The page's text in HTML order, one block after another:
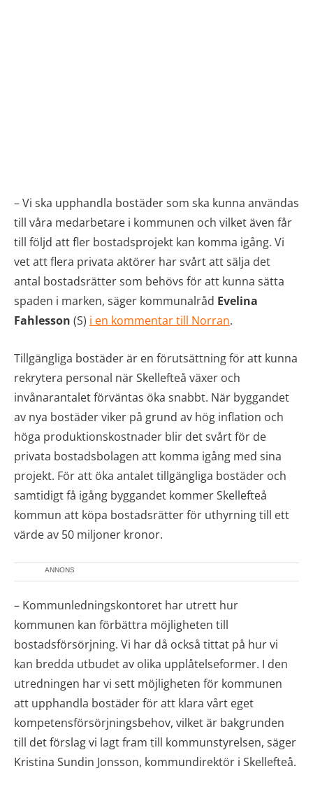
– Vi ska upphandla bostäder som ska kunna användas
till våra medarbetare i kommunen och vilket även får
till följd att fler bostadsprojekt kan komma igång. Vi
vet att flera privata aktörer har svårt att sälja det
antal bostadsrätter som behövs för att kunna sätta
spaden i marken, säger kommunalråd Evelina
Fahlesson (S) i en kommentar till Norran.
Tillgängliga bostäder är en förutsättning för att kunna
rekrytera personal när Skellefteå växer och
invånarantalet förväntas öka snabbt. När byggandet
av nya bostäder viker på grund av hög inflation och
höga produktionskostnader blir det svårt för de
privata bostadsbolagen att komma igång med sina
projekt. För att öka antalet tillgängliga bostäder och
samtidigt få igång byggandet kommer Skellefteå
kommun att köpa bostadsrätter för uthyrning till ett
värde av 50 miljoner kronor.
ANNONS
– Kommunledningskontoret har utrett hur
kommunen kan förbättra möjligheten till
bostadsförsörjning. Vi har då också tittat på hur vi
kan bredda utbudet av olika upplåtelseformer. I den
utredningen har vi sett möjligheten för kommunen
att upphandla bostäder för att klara vårt eget
kompetensförsörjningsbehov, vilket är bakgrunden
till det förslag vi lagt fram till kommunstyrelsen, säger
Kristina Sundin Jonsson, kommundirektör i Skellefteå.